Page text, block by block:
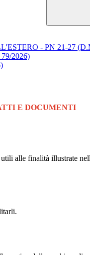
- PN 21-27
2026)
E DOCUMENTI
alle finalità illustrate